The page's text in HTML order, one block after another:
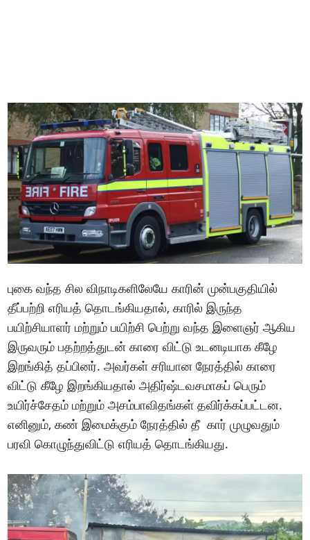
புகை வந்த சில விநாடிகளிலேயே காரின் முன்பகுதியில்
தீப்பற்றி எரியத் தொடங்கியதால், காரில் இருந்த
பயிற்சியாளர் மற்றும் பயிற்சி பெற்று வந்த இளைஞர் ஆகிய
இருவரும் பதற்றத்துடன் காரை விட்டு உடனடியாக கீழே
இறங்கித் தப்பினர். அவர்கள் சரியான நேரத்தில் காரை
விட்டு கீழே இறங்கியதால் அதிர்ஷ்டவசமாகப் பெரும்
உயிர்ச்சேதம் மற்றும் அசம்பாவிதங்கள் தவிர்க்கப்பட்டன.
எனினும், கண் இமைக்கும் நேரத்தில் தீ கார் முழுவதும்
பரவி கொழுந்துவிட்டு எரியத் தொடங்கியது.